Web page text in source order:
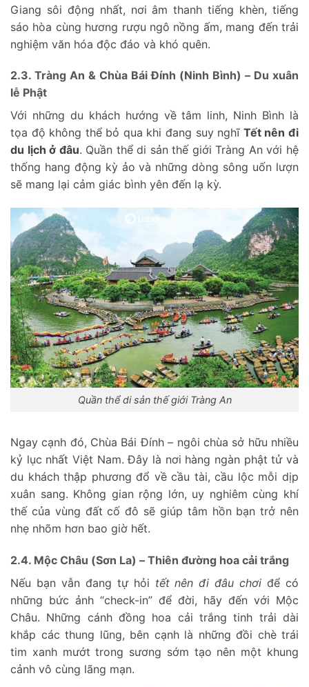
Giang sôi động nhất, nơi âm thanh tiếng khèn, tiếng
sáo hòa cùng hương rượu ngô nồng ấm, mang đến trải
nghiệm văn hóa độc đáo và khó quên.
2.3. Tràng An & Chùa Bái Đính (Ninh Bình) – Du xuân
lễ Phật
Với những du khách hướng về tâm linh, Ninh Bình là
tọa độ không thể bỏ qua khi đang suy nghĩ Tết nên đi
du lịch ở đâu. Quần thể di sản thế giới Tràng An với hệ
thống hang động kỳ ảo và những dòng sông uốn lượn
sẽ mang lại cảm giác bình yên đến lạ kỳ.
Quần thể di sản thế giới Tràng An
Ngay cạnh đó, Chùa Bái Đính – ngôi chùa sở hữu nhiều
kỷ lục nhất Việt Nam. Đây là nơi hàng ngàn phật tử và
du khách thập phương đổ về cầu tài, cầu lộc mỗi dịp
xuân sang. Không gian rộng lớn, uy nghiêm cùng khí
thế của vùng đất cố đô sẽ giúp tâm hồn bạn trở nên
nhẹ nhõm hơn bao giờ hết.
2.4. Mộc Châu (Sơn La) – Thiên đường hoa cải trắng
Nếu bạn vẫn đang tự hỏi tết nên đi đâu chơi để có
những bức ảnh “check-in” để đời, hãy đến với Mộc
Châu. Những cánh đồng hoa cải trắng tinh trải dài
khắp các thung lũng, bên cạnh là những đồi chè trái
tim xanh mướt trong sương sớm tạo nên một khung
cảnh vô cùng lãng mạn.